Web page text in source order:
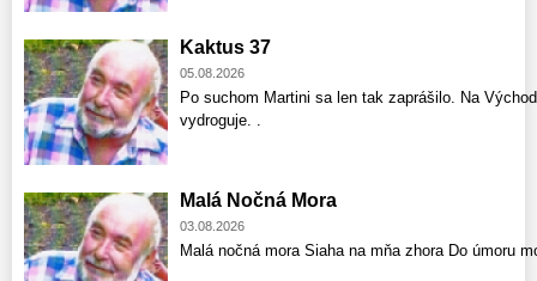
Kaktus 37
05.08.2026
Po suchom Martini sa len tak zaprášilo. Na
vydroguje. .
Malá Nočná Mora
03.08.2026
Malá nočná mora Siaha na mňa zhora Do úmoru